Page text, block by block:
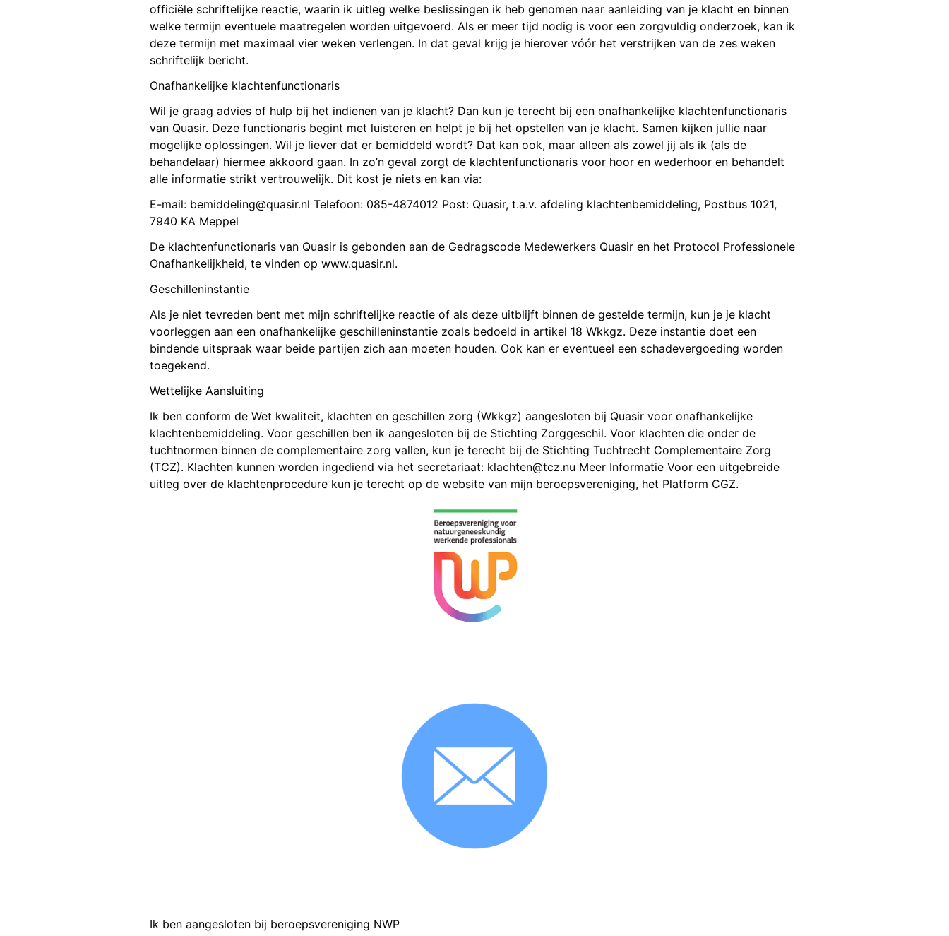
officiële schriftelijke reactie, waarin ik uitleg welke beslissingen ik heb genomen naar aanleiding van je klacht en binnen
welke termijn eventuele maatregelen worden uitgevoerd. Als er meer tijd nodig is voor een zorgvuldig onderzoek, kan ik
deze termijn met maximaal vier weken verlengen. In dat geval krijg je hierover vóór het verstrijken van de zes weken
schriftelijk bericht.
Onafhankelijke klachtenfunctionaris
Wil je graag advies of hulp bij het indienen van je klacht? Dan kun je terecht bij een onafhankelijke klachtenfunctionaris
van Quasir. Deze functionaris begint met luisteren en helpt je bij het opstellen van je klacht. Samen kijken jullie naar
mogelijke oplossingen. Wil je liever dat er bemiddeld wordt? Dat kan ook, maar alleen als zowel jij als ik (als de
behandelaar) hiermee akkoord gaan. In zo’n geval zorgt de klachtenfunctionaris voor hoor en wederhoor en behandelt
alle informatie strikt vertrouwelijk. Dit kost je niets en kan via:
E-mail: bemiddeling@quasir.nl Telefoon: 085-4874012 Post: Quasir, t.a.v. afdeling klachtenbemiddeling, Postbus 1021,
7940 KA Meppel
De klachtenfunctionaris van Quasir is gebonden aan de Gedragscode Medewerkers Quasir en het Protocol Professionele
Onafhankelijkheid, te vinden op www.quasir.nl.
Geschilleninstantie
Als je niet tevreden bent met mijn schriftelijke reactie of als deze uitblijft binnen de gestelde termijn, kun je je klacht
voorleggen aan een onafhankelijke geschilleninstantie zoals bedoeld in artikel 18 Wkkgz. Deze instantie doet een
bindende uitspraak waar beide partijen zich aan moeten houden. Ook kan er eventueel een schadevergoeding worden
toegekend.
Wettelijke Aansluiting
Ik ben conform de Wet kwaliteit, klachten en geschillen zorg (Wkkgz) aangesloten bij Quasir voor onafhankelijke
klachtenbemiddeling. Voor geschillen ben ik aangesloten bij de Stichting Zorggeschil. Voor klachten die onder de
tuchtnormen binnen de complementaire zorg vallen, kun je terecht bij de Stichting Tuchtrecht Complementaire Zorg
(TCZ). Klachten kunnen worden ingediend via het secretariaat: klachten@tcz.nu Meer Informatie Voor een uitgebreide
uitleg over de klachtenprocedure kun je terecht op de website van mijn beroepsvereniging, het Platform CGZ.
Ik ben aangesloten bij beroepsvereniging NWP